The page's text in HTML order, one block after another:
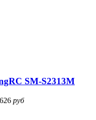
SM-S2313M
626 руб